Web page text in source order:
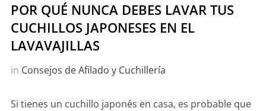
POR QUÉ NUNCA DEBES LAVAR TUS
CUCHILLOS JAPONESES EN EL
LAVAVAJILLAS
in Consejos de Afilado y Cuchillería
Si tienes un cuchillo japonés en casa, es probable que